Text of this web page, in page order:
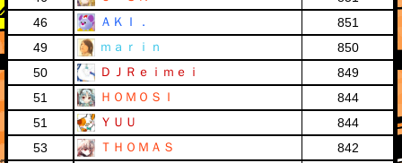
46
ＡＫＩ．
851
49
ｍａｒｉｎ
850
50
ＤＪＲｅｉｍｅｉ
849
51
ＨＯＭＯＳＩ
844
51
ＹＵＵ
844
53
ＴＨＯＭＡＳ
842